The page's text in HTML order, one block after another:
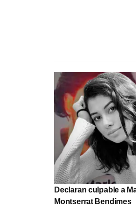
Declaran culpable a
Montserrat Bendimes